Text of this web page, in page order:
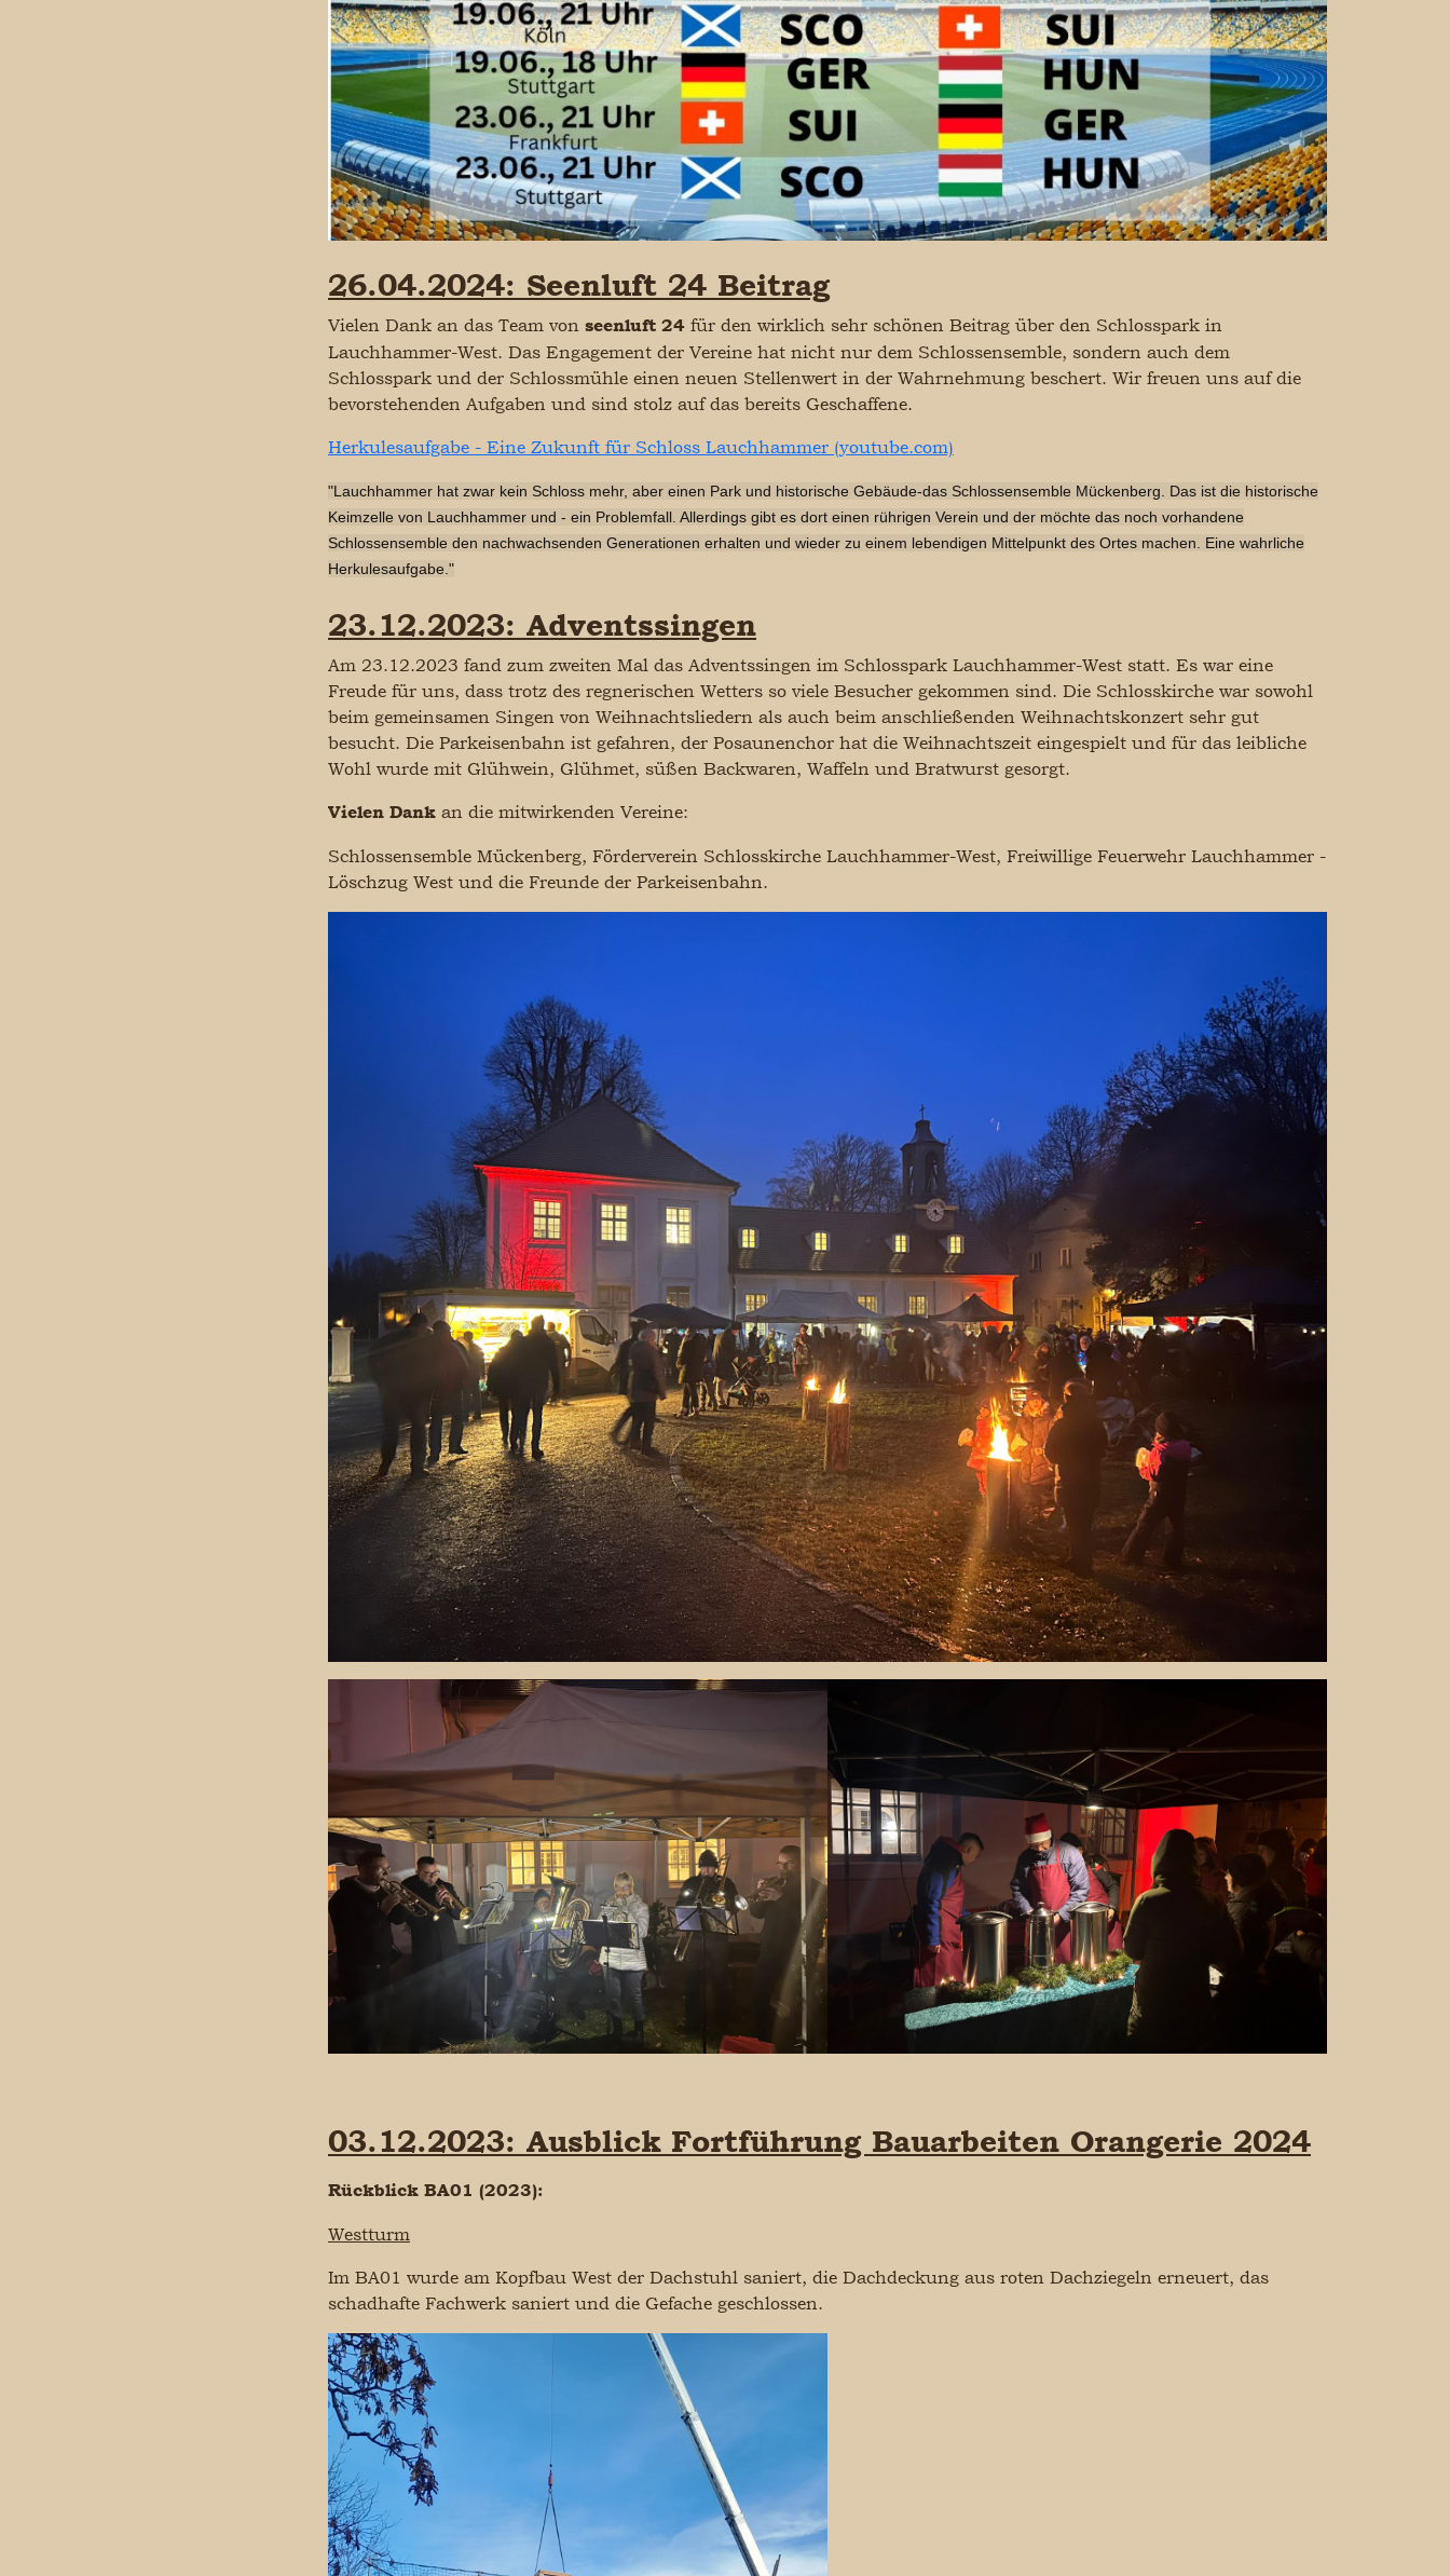
26.04.2024: Seenluft 24 Beitrag
Vielen Dank an das Team von seenluft 24 für den wirklich sehr schönen Beitrag über den Schlosspark in
Lauchhammer-West. Das Engagement der Vereine hat nicht nur dem Schlossensemble, sondern auch dem
Schlosspark und der Schlossmühle einen neuen Stellenwert in der Wahrnehmung beschert. Wir freuen uns auf die
bevorstehenden Aufgaben und sind stolz auf das bereits Geschaffene.
Herkulesaufgabe - Eine Zukunft für Schloss Lauchhammer (youtube.com)
"Lauchhammer hat zwar kein Schloss mehr, aber einen Park und historische Gebäude-das Schlossensemble Mückenberg. Das ist die historische
Keimzelle von Lauchhammer und - ein Problemfall. Allerdings gibt es dort einen rührigen Verein und der möchte das noch vorhandene
Schlossensemble den nachwachsenden Generationen erhalten und wieder zu einem lebendigen Mittelpunkt des Ortes machen. Eine wahrliche
Herkulesaufgabe."
23.12.2023: Adventssingen
Am 23.12.2023 fand zum zweiten Mal das Adventssingen im Schlosspark Lauchhammer-West statt. Es war eine
Freude für uns, dass trotz des regnerischen Wetters so viele Besucher gekommen sind. Die Schlosskirche war sowohl
beim gemeinsamen Singen von Weihnachtsliedern als auch beim anschließenden Weihnachtskonzert sehr gut
besucht. Die Parkeisenbahn ist gefahren, der Posaunenchor hat die Weihnachtszeit eingespielt und für das leibliche
Wohl wurde mit Glühwein, Glühmet, süßen Backwaren, Waffeln und Bratwurst gesorgt.
Vielen Dank an die mitwirkenden Vereine:
Schlossensemble Mückenberg, Förderverein Schlosskirche Lauchhammer-West, Freiwillige Feuerwehr Lauchhammer -
Löschzug West und die Freunde der Parkeisenbahn.
03.12.2023: Ausblick Fortführung Bauarbeiten Orangerie 2024
Rückblick BA01 (2023):
Westturm
Im BA01 wurde am Kopfbau West der Dachstuhl saniert, die Dachdeckung aus roten Dachziegeln erneuert, das
schadhafte Fachwerk saniert und die Gefache geschlossen.